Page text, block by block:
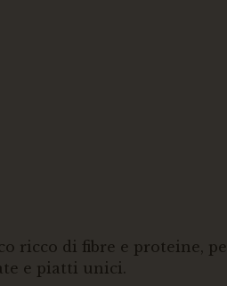
ricco di fibre e proteine,
e piatti unici.